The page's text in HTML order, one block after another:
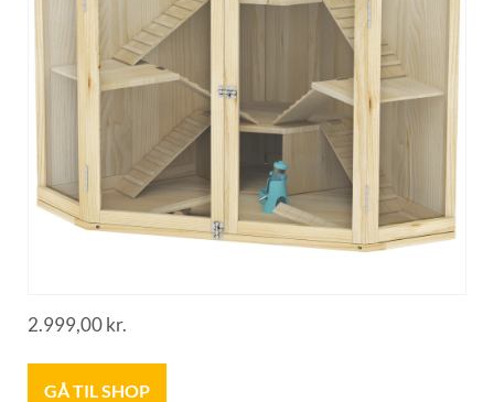
2.999,00kr.
GÅ TIL SHOP